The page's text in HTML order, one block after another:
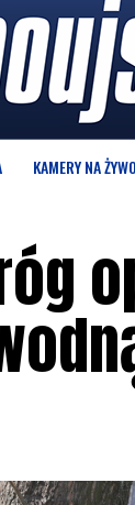
KAMERY NA ŻYWO